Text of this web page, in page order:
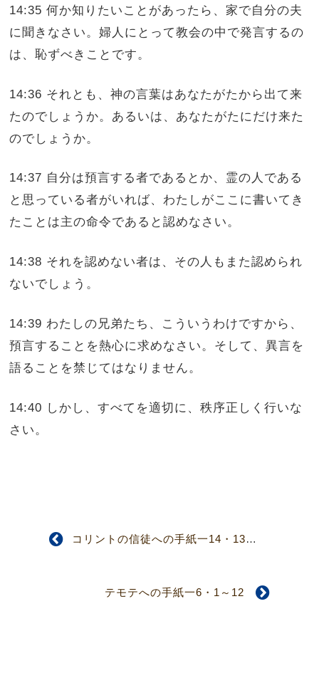
14:35 何か知りたいことがあったら、家で自分の夫
に聞きなさい。婦人にとって教会の中で発言するの
は、恥ずべきことです。
14:36 それとも、神の言葉はあなたがたから出て来
たのでしょうか。あるいは、あなたがたにだけ来た
のでしょうか。
14:37 自分は預言する者であるとか、霊の人である
と思っている者がいれば、わたしがここに書いてき
たことは主の命令であると認めなさい。
14:38 それを認めない者は、その人もまた認められ
ないでしょう。
14:39 わたしの兄弟たち、こういうわけですから、
預言することを熱心に求めなさい。そして、異言を
語ることを禁じてはなりません。
14:40 しかし、すべてを適切に、秩序正しく行いな
さい。
コリントの信徒への手紙一14・13～25
テモテへの手紙一6・1～12